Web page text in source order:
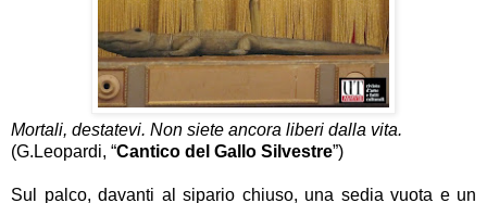
Mortali, destatevi. Non siete ancora liberi dalla vita.
(G.Leopardi, “Cantico del Gallo Silvestre”)
Sul palco, davanti al sipario chiuso, una sedia vuota e un